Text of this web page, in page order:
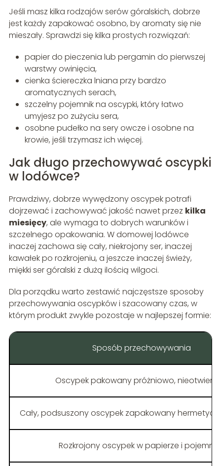
Jeśli masz kilka rodzajów serów góralskich, dobrze
jest każdy zapakować osobno, by aromaty się nie
mieszały. Sprawdzi się kilka prostych rozwiązań:
papier do pieczenia lub pergamin do pierwszej
warstwy owinięcia,
cienka ściereczka lniana przy bardzo
aromatycznych serach,
szczelny pojemnik na oscypki, który łatwo
umyjesz po zużyciu sera,
osobne pudełko na sery owcze i osobne na
krowie, jeśli trzymasz ich więcej.
Jak długo przechowywać oscypki
w lodówce?
Prawdziwy, dobrze wywędzony oscypek potrafi
dojrzewać i zachowywać jakość nawet przez kilka
miesięcy, ale wymaga to dobrych warunków i
szczelnego opakowania. W domowej lodówce
inaczej zachowa się cały, niekrojony ser, inaczej
kawałek po rozkrojeniu, a jeszcze inaczej świeży,
miękki ser góralski z dużą ilością wilgoci.
Dla porządku warto zestawić najczęstsze sposoby
przechowywania oscypków i szacowany czas, w
którym produkt zwykle pozostaje w najlepszej formie:
Sposób przechowywania
Oscypek pakowany próżniowo,
Cały, podsuszony oscypek zapakowany
Rozkrojony oscypek w papierze i